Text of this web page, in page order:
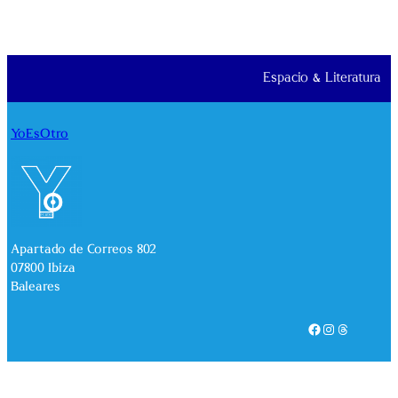
Espacio & Literatura
YoEsOtro
Apartado de Correos 802
07800 Ibiza
Baleares
Facebook
Instagram
Threads